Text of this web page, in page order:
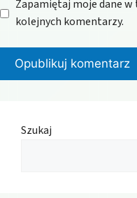
Zapamiętaj moje dane
kolejnych komentarzy.
Szukaj